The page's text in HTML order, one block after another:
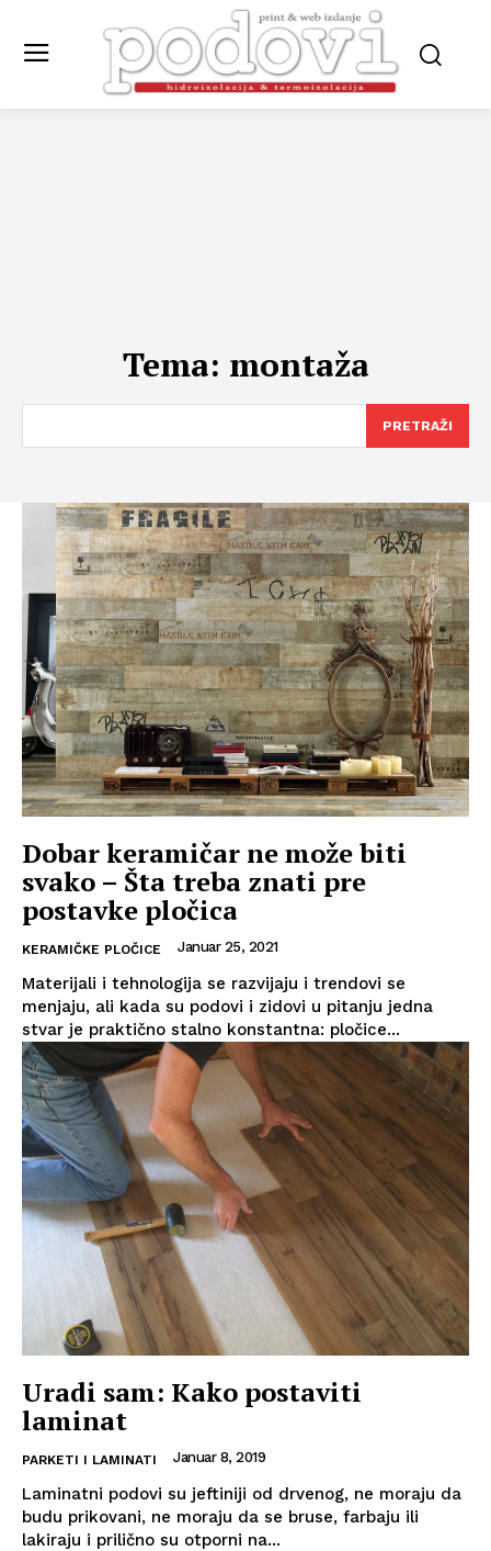
Tema: montaža
PRETRAŽI
Dobar keramičar ne može biti
svako – Šta treba znati pre
postavke pločica
KERAMIČKE PLOČICE Januar 25, 2021
Materijali i tehnologija se razvijaju i trendovi se
menjaju, ali kada su podovi i zidovi u pitanju jedna
stvar je praktično stalno konstantna: pločice...
Uradi sam: Kako postaviti
laminat
PARKETI I LAMINATI Januar 8, 2019
Laminatni podovi su jeftiniji od drvenog, ne moraju da
budu prikovani, ne moraju da se bruse, farbaju ili
lakiraju i prilično su otporni na...